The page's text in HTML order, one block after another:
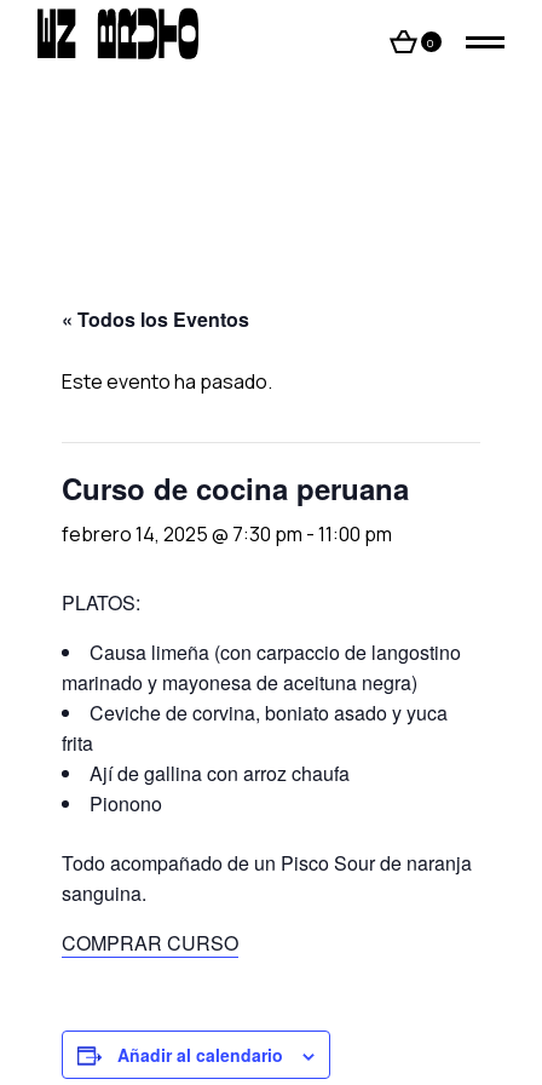
content
0
« Todos los Eventos
Este evento ha pasado.
Curso de cocina peruana
febrero 14, 2025 @ 7:30 pm -11:00 pm
PLATOS:
Causa limeña (con carpaccio de langostino
marinado y mayonesa de aceituna negra)
Ceviche de corvina, boniato asado y yuca
frita
Ají de gallina con arroz chaufa
Pionono
Todo acompañado de un Pisco Sour de naranja
sanguina.
COMPRAR CURSO
Añadir al calendario